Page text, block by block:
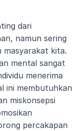
dari
namun sering
masyarakat kita.
mental sangat
menerima
ini membutuhkan
miskonsepsi
percakapan